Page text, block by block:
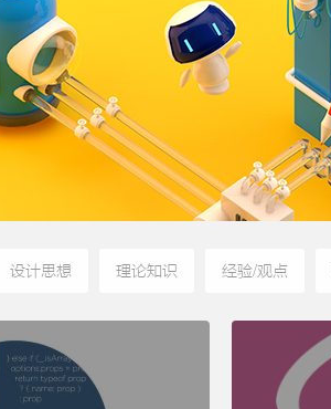
设计思想 理论知识 经验/观点